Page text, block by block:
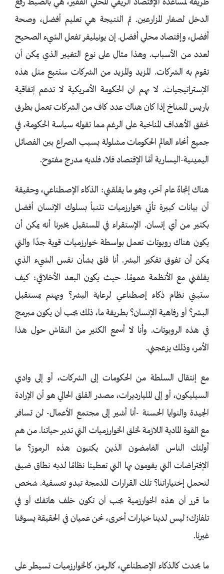
طريقة لمساعدة الإقتصاد الريفي المحلي الفقير، هي بالضبط رفع
الدخل لصغار المزارعين. ثم النتيجة هي تعليم أفضل، وصحة
أفضل، وإقتصاد محلي أفضل. إن يونيليفر تفعل الشيء الصحيح
لعدد من الأسباب. وهذا مثال على نوع التغيير الذي يمكن أن
تقوم به الشركات. المزيد والمزيد من الشركات ستتبع مثل هذه
الإستراتيجيات. لا يهم ان الحكومة الأمريكية لا تدعم إتفاقية
باريس للمناخ إذا كان هناك عدد كاف من الشركات تعمل بطرق
تحقق الأهداف المناخية على الرغم مما تقوله سياسة الحكومة، في
جميع أنحاء العالم الحكومات مشلولة بسبب الصراع بين الفصائل
اليمينية-اليسارية أمَّا الإقتصاد فلا، فلديه مدرج مفتوح.
هناك إتجاهٌ عام آخر، وهو ما يقلقني: الذكاء الإصطناعي، وحقيقة
أن بيانات كبيرة تأتي بخوارزميات تتنبأ بسلوك الإنسان أفضل
بكثير من أي إنسان. الإستقراء في المستقبل يخبرنا أنه يمكن أن
يكون هناك روبوتات تعمل بواسطة خوارزميات قوية جدًا والتي
يمكن أن تفوق تفكير البشر. أنا قلق بشأن نفس الشيء الذي
يقلقني مع الأنظمة عمومًا. حيث يكون البعد الأخلاقي: كيف
ستبني نظام ذكاء إصطناعي لرعاية البشر؟ ويهتم بمستقبل
البشر؟ أو رفاهية الإنسان؟ بطريقة ما، ذلك يجب أن يكون مبرمج
في هذه الروبوتات. وأنا لا أسمع الكثير من النقاش حول هذا
الأمر، وذلك يزعجني.
مع إنتقال السلطة من الحكومات إلى الشركات، أو إلى وادي
السيليكون، أو إلى المليارديرات، مصدر القلق الحالي هو أن الإرادة
الجيدة والنوايا الحسنة -أنا أشير إلى مجتمع الأعمال- لن تسافر
مع القوة المادية اللازمة لخلق الخوارزميات التي تدير حياتنا. من هم
أولئك الناس الغامضون الذين يكتبون هذه الرموز؟ ما
الإفتراضات التي يقومون بها التي تعطينا نظامًا لديه نطاق ضيق
لتحمل إختياراتنا؟ تلك القرارات المدمجة تبدو تعسفية. شخص
ما قرر أن هذه الخوارزمية يجب أن تكون خلف هاتفك أو في
تلفازك؛ ليس لدينا خيارات أخرى، نحن عميان في الحقيقة يسوقنا
غيرنا.
ما يحدث كالذكاء الإصطناعي، كالرمز، كالخوارزميات تسيطر على